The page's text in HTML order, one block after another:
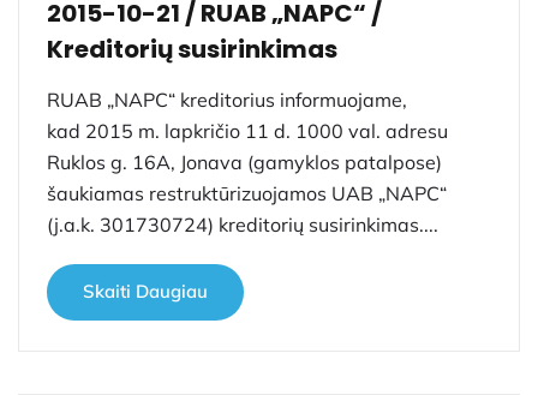
2015-10-21 / RUAB „NAPC“ /
Kreditorių susirinkimas
RUAB „NAPC“ kreditorius informuojame,
kad 2015 m. lapkričio 11 d. 1000 val. adresu
Ruklos g. 16A, Jonava (gamyklos patalpose)
šaukiamas restruktūrizuojamos UAB „NAPC“
(j.a.k. 301730724) kreditorių susirinkimas....
Skaiti Daugiau